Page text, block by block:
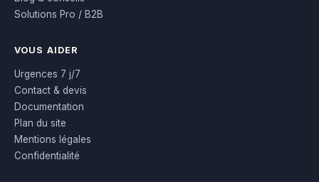
Solutions Pro / B2B
VOUS AIDER
Urgences 7 j/7
Contact & devis
Documentation
Plan du site
Mentions légales
Confidentialité